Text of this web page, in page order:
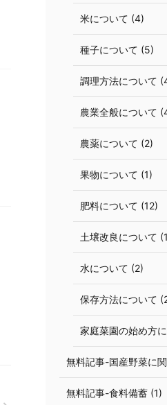
米について (4)
種子について (5)
調理方法について
農業全般について
農薬について (2)
果物について (1)
肥料について (12)
土壌改良について
水について (2)
保存方法について
家庭菜園の始め方
無料記事-国産野菜に
無料記事-食料備蓄 (1)